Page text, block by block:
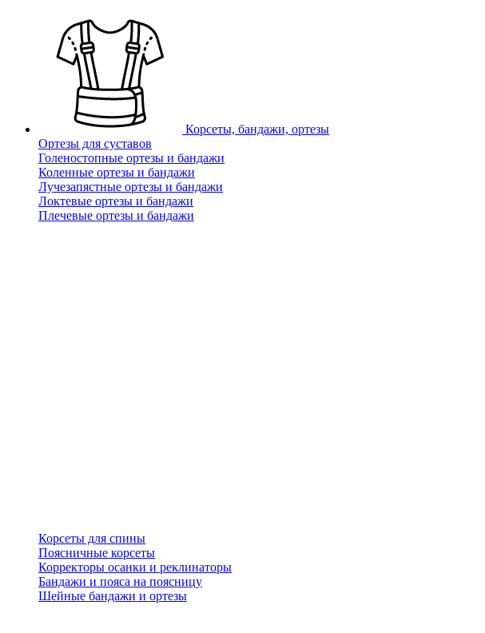
Корсеты, бандажи, ортезы
Ортезы для суставов
Голеностопные ортезы и бандажи
Коленные ортезы и бандажи
Лучезапястные ортезы и бандажи
Локтевые ортезы и бандажи
Плечевые ортезы и бандажи
Корсеты для спины
Поясничные корсеты
Корректоры осанки и реклинаторы
Бандажи и пояса на поясницу
Шейные бандажи и ортезы